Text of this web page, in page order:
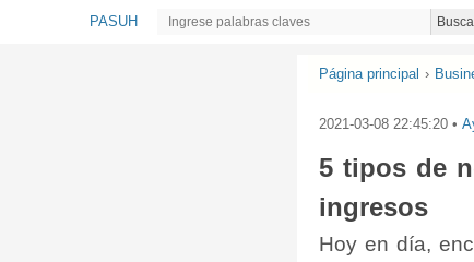
PASUH
Página principal ›
2021-03-08 22:45:20 •
5 tipos de
ingresos
Hoy en día,